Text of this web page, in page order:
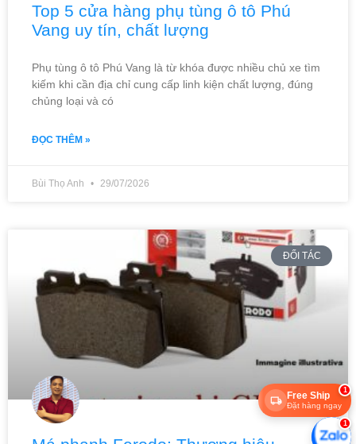
Top 5 cửa hàng phụ tùng ô tô Phú
Vang uy tín, chất lượng
Phụ tùng ô tô Phú Vang là từ khóa được nhiều chủ xe tìm
kiếm khi cần địa chỉ cung cấp linh kiện chất lượng, đúng
chủng loại và có
ĐỌC THÊM »
Bùi Thọ Anh 29/07/2026
ĐỐI TÁC
1
Free Ship
Đặt hàng ngay
1